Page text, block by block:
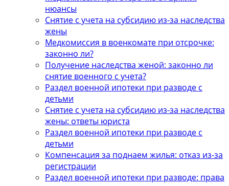
нюансы
Снятие с учета на субсидию из-за наследства
жены
Медкомиссия в военкомате при отсрочке:
законно ли?
Получение наследства женой: законно ли
снятие военного с учета?
Раздел военной ипотеки при разводе с
детьми
Снятие с учета на субсидию из-за наследства
жены: ответы юриста
Раздел военной ипотеки при разводе с
детьми
Компенсация за поднаем жилья: отказ из-за
регистрации
Раздел военной ипотеки при разводе: права